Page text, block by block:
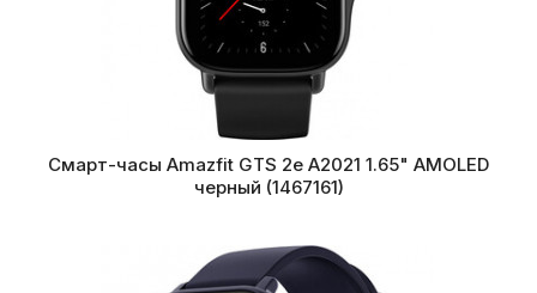
Смарт-часы Amazfit GTS 2e A2021 1.65" AMOLED
черный (1467161)